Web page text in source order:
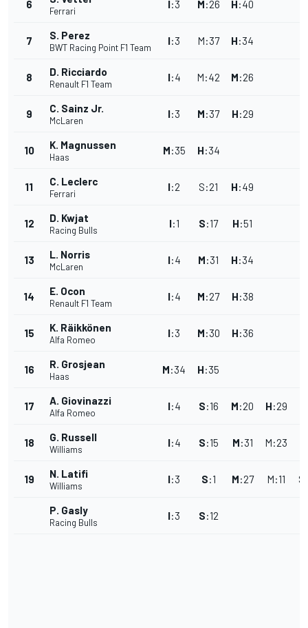
6
Ferrari
I:3 M:26 H:40
7 S. Perez
BWT Racing Point F1 Team
I:3 M:37 H:34
8 D. Ricciardo
Renault F1 Team
I:4 M:42 M:26
9 C. Sainz Jr.
McLaren
I:3 M:37 H:29
10 K. Magnussen
Haas
M:35 H:34
11 C. Leclerc
Ferrari
I:2 S:21 H:49
12 D. Kwjat
Racing Bulls
I:1 S:17 H:51
13 L. Norris
McLaren
I:4 M:31 H:34
14 E. Ocon
Renault F1 Team
I:4 M:27 H:38
15 K. Räikkönen
Alfa Romeo
I:3 M:30 H:36
16 R. Grosjean
Haas
M:34 H:35
17 A. Giovinazzi
Alfa Romeo
I:4 S:16 M:20 H:29
18 G. Russell
Williams
I:4 S:15 M:31 M:23
19 N. Latifi
Williams
I:3 S:1 M:27 M:11 S
P. Gasly
Racing Bulls
I:3 S:12